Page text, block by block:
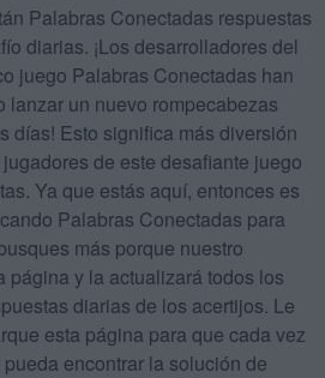
Palabras Conectadas respuestas
diarias. ¡Los desarrolladores del
juego Palabras Conectadas han
lanzar un nuevo rompecabezas
días! Esto significa más diversión
de este desafiante juego
Ya que estás aquí, entonces es
Palabras Conectadas para
más porque nuestro
página y la actualizará todos los
diarias de los acertijos. Le
esta página para que cada vez
encontrar la solución de